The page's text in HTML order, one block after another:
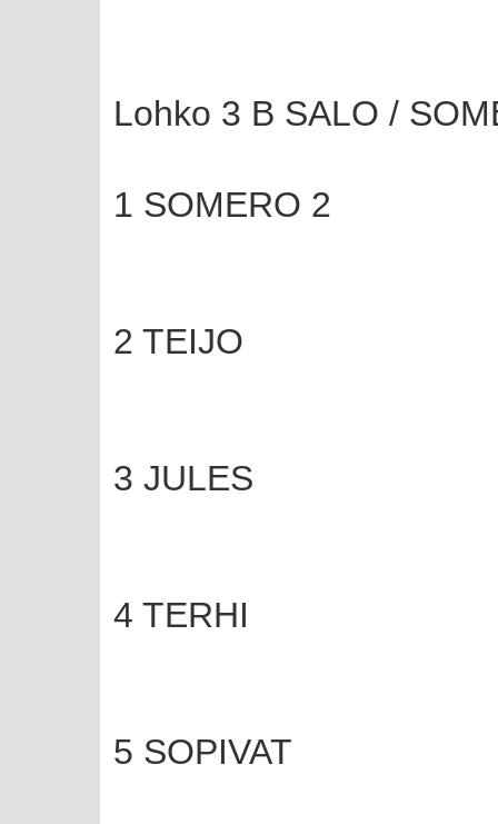
Lohko 3 B SALO /
1 SOMERO 2
2 TEIJO
3 JULES
4 TERHI
5 SOPIVAT